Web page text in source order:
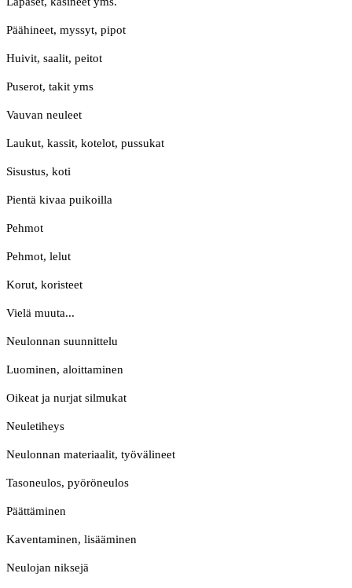
Päähineet, myssyt, pipot
Huivit, saalit, peitot
Puserot, takit yms
Vauvan neuleet
Laukut, kassit, kotelot, pussukat
Sisustus, koti
Pientä kivaa puikoilla
Pehmot
Pehmot, lelut
Korut, koristeet
Vielä muuta...
Neulonnan suunnittelu
Luominen, aloittaminen
Oikeat ja nurjat silmukat
Neuletiheys
Neulonnan materiaalit, työvälineet
Tasoneulos, pyöröneulos
Päättäminen
Kaventaminen, lisääminen
Neulojan niksejä